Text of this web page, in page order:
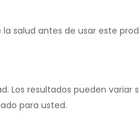
salud antes de usar este
resultados pueden variar
para usted.